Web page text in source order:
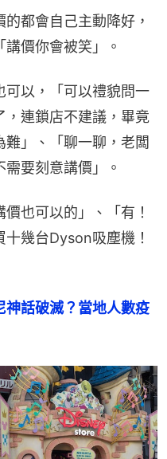
的都會自己主動降好，
價你會被笑」。
可以，「可以禮貌問一
，連鎖店不建議，畢竟
」、「聊一聊，老闆
要刻意講價」。
價也可以的」、「有！
幾台Dyson吸塵機！
神話破滅？當地人數疫